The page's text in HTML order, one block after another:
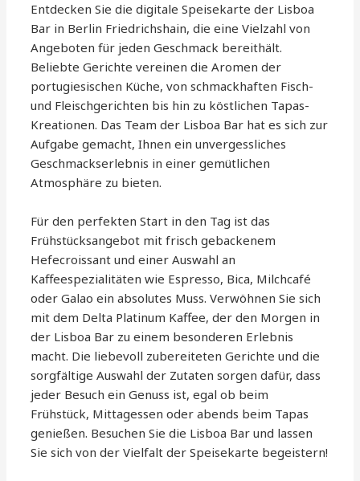
Entdecken Sie die digitale Speisekarte der Lisboa
Bar in Berlin Friedrichshain, die eine Vielzahl von
Angeboten für jeden Geschmack bereithält.
Beliebte Gerichte vereinen die Aromen der
portugiesischen Küche, von schmackhaften Fisch-
und Fleischgerichten bis hin zu köstlichen Tapas-
Kreationen. Das Team der Lisboa Bar hat es sich zur
Aufgabe gemacht, Ihnen ein unvergessliches
Geschmackserlebnis in einer gemütlichen
Atmosphäre zu bieten.
Für den perfekten Start in den Tag ist das
Frühstücksangebot mit frisch gebackenem
Hefecroissant und einer Auswahl an
Kaffeespezialitäten wie Espresso, Bica, Milchcafé
oder Galao ein absolutes Muss. Verwöhnen Sie sich
mit dem Delta Platinum Kaffee, der den Morgen in
der Lisboa Bar zu einem besonderen Erlebnis
macht. Die liebevoll zubereiteten Gerichte und die
sorgfältige Auswahl der Zutaten sorgen dafür, dass
jeder Besuch ein Genuss ist, egal ob beim
Frühstück, Mittagessen oder abends beim Tapas
genießen. Besuchen Sie die Lisboa Bar und lassen
Sie sich von der Vielfalt der Speisekarte begeistern!